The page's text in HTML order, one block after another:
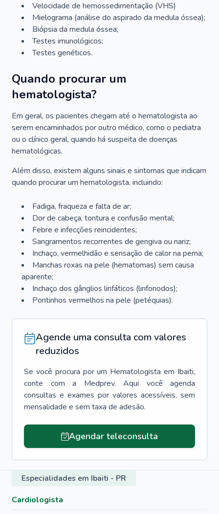
Velocidade de hemossedimentação (VHS)
Mielograma (análise do aspirado da medula óssea);
Biópsia da medula óssea;
Testes imunológicos;
Testes genéticos.
Quando procurar um
hematologista?
Em geral, os pacientes chegam até o hematologista ao
serem encaminhados por outro médico, como o pediatra
ou o clínico geral, quando há suspeita de doenças
hematológicas.
Além disso, existem alguns sinais e sintomas que indicam
quando procurar um hematologista, incluindo:
Fadiga, fraqueza e falta de ar;
Dor de cabeça, tontura e confusão mental;
Febre e infecções reincidentes;
Sangramentos recorrentes de gengiva ou nariz;
Inchaço, vermelhidão e sensação de calor na perna;
Manchas roxas na pele (hematomas) sem causa
aparente;
Inchaço dos gânglios linfáticos (linfonodos);
Pontinhos vermelhos na pele (petéquias).
Agende uma consulta com valores
reduzidos
Se você procura por um Hematologista em Ibaiti,
conte com a Medprev. Aqui você agenda
consultas e exames por valores acessíveis, sem
mensalidade e sem taxa de adesão.
Agendar teleconsulta
Especialidades em Ibaiti - PR
Cardiologista